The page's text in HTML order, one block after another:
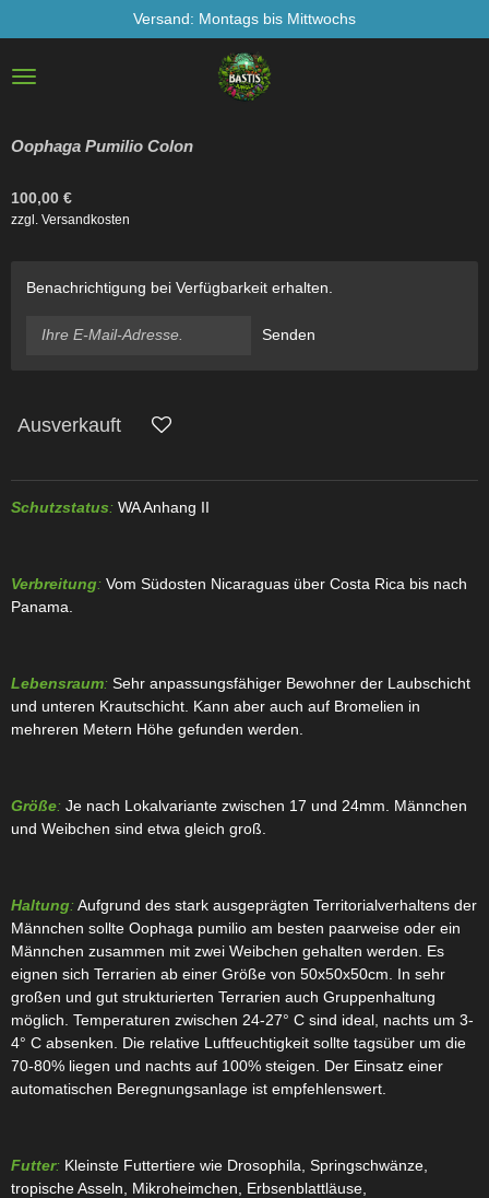
Hauptinhalt
springen
Versand: Montags bis Mittwochs
Oophaga Pumilio Colon
100,00 €
zzgl. Versandkosten
Benachrichtigung bei Verfügbarkeit erhalten.
Senden
Ausverkauft
Schutzstatus: WA Anhang II
Verbreitung: Vom Südosten Nicaraguas über Costa Rica bis nach
Panama.
Lebensraum: Sehr anpassungsfähiger Bewohner der Laubschicht
und unteren Krautschicht. Kann aber auch auf Bromelien in
mehreren Metern Höhe gefunden werden.
Größe: Je nach Lokalvariante zwischen 17 und 24mm. Männchen
und Weibchen sind etwa gleich groß.
Haltung:Aufgrund des stark ausgeprägten Territorialverhaltens der
Männchen sollte Oophaga pumilio am besten paarweise oder ein
Männchen zusammen mit zwei Weibchen gehalten werden. Es
eignen sich Terrarien ab einer Größe von 50x50x50cm. In sehr
großen und gut strukturierten Terrarien auch Gruppenhaltung
möglich. Temperaturen zwischen 24-27° C sind ideal, nachts um 3-
4° C absenken. Die relative Luftfeuchtigkeit sollte tagsüber um die
70-80% liegen und nachts auf 100% steigen. Der Einsatz einer
automatischen Beregnungsanlage ist empfehlenswert.
Futter: Kleinste Futtertiere wie Drosophila, Springschwänze,
tropische Asseln, Mikroheimchen, Erbsenblattläuse,